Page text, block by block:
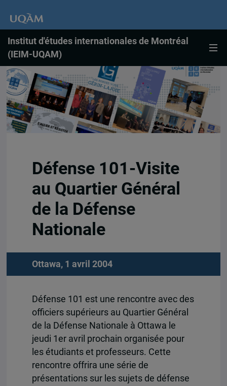
Institut d'études internationales de Montréal
(IEIM-UQAM)
Défense 101-Visite
au Quartier Général
de la Défense
Nationale
Ottawa, 1 avril 2004
Défense 101 est une rencontre avec des
officiers supérieurs au Quartier Général
de la Défense Nationale à Ottawa le
jeudi 1er avril prochain organisée pour
les étudiants et professeurs. Cette
rencontre offrira une série de
présentations sur les sujets de défense